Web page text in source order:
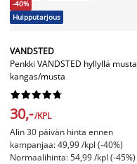
-40%
Huipputarjous
VANDSTED
Penkki VANDSTED hyllyllä musta
kangas/musta






30,-/KPL
Alin 30 päivän hinta ennen
kampanjaa: 49,99 /kpl (-40%)
Normaalihinta: 54,99 /kpl (-45%)